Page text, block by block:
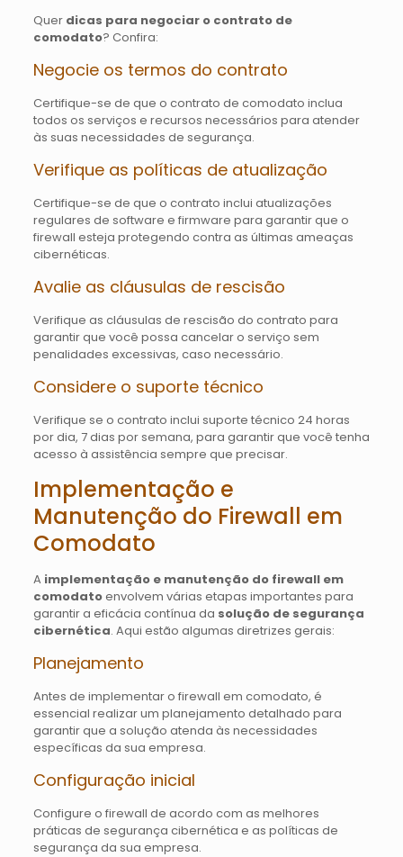
Quer dicas para negociar o contrato de
comodato? Confira:
Negocie os termos do contrato
Certifique-se de que o contrato de comodato inclua
todos os serviços e recursos necessários para atender
às suas necessidades de segurança.
Verifique as políticas de atualização
Certifique-se de que o contrato inclui atualizações
regulares de software e firmware para garantir que o
firewall esteja protegendo contra as últimas ameaças
cibernéticas.
Avalie as cláusulas de rescisão
Verifique as cláusulas de rescisão do contrato para
garantir que você possa cancelar o serviço sem
penalidades excessivas, caso necessário.
Considere o suporte técnico
Verifique se o contrato inclui suporte técnico 24 horas
por dia, 7 dias por semana, para garantir que você tenha
acesso à assistência sempre que precisar.
Implementação e
Manutenção do Firewall em
Comodato
A implementação e manutenção do firewall em
comodatoenvolvem várias etapas importantes para
garantir a eficácia contínua da solução de segurança
cibernética. Aqui estão algumas diretrizes gerais:
Planejamento
Antes de implementar o firewall em comodato, é
essencial realizar um planejamento detalhado para
garantir que a solução atenda às necessidades
específicas da sua empresa.
Configuração inicial
Configure o firewall de acordo com as melhores
práticas de segurança cibernética e as políticas de
segurança da sua empresa.